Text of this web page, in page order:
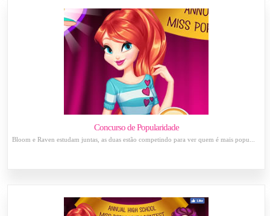
Concurso de Popularidade
Bloom e Raven estudam juntas, as duas estão competindo para ver quem é mais popu...